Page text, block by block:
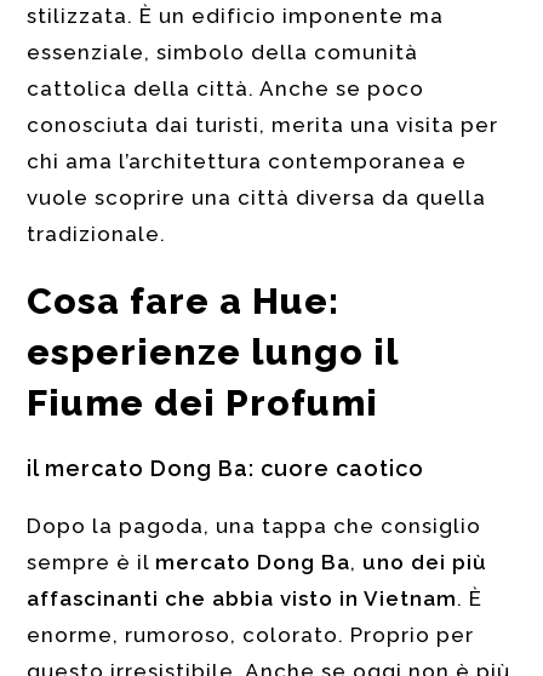
stilizzata. È un edificio imponente ma
essenziale, simbolo della comunità
cattolica della città. Anche se poco
conosciuta dai turisti, merita una visita per
chi ama l’architettura contemporanea e
vuole scoprire una città diversa da quella
tradizionale.
Cosa fare a Hue:
esperienze lungo il
Fiume dei Profumi
il mercato Dong Ba: cuore caotico
Dopo la pagoda, una tappa che consiglio
sempre è il mercato Dong Ba, uno dei più
affascinanti che abbia visto in Vietnam. È
enorme, rumoroso, colorato. Proprio per
questo irresistibile. Anche se oggi non è più